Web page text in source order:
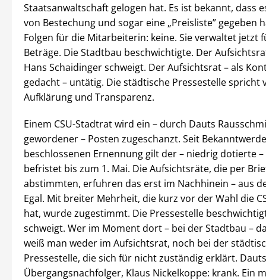
Staatsanwaltschaft gelogen hat. Es ist bekannt, dass
von Bestechung und sogar eine „Preisliste” gegeben
Folgen für die Mitarbeiterin: keine. Sie verwaltet jetzt
Beträge. Die Stadtbau beschwichtigte. Der
Hans Schaidinger schweigt. Der Aufsichtsrat – als
gedacht – untätig. Die städtische Pressestelle spricht
Aufklärung und Transparenz.
Einem CSU-Stadtrat wird ein – durch Dauts
gewordener – Posten zugeschanzt. Seit
beschlossenen Ernennung gilt der – niedrig dotierte –
befristet bis zum 1. Mai. Die Aufsichtsräte, die per
abstimmten, erfuhren das erst im Nachhinein – aus
Egal. Mit breiter Mehrheit, die kurz vor der Wahl die
hat, wurde zugestimmt. Die Pressestelle
schweigt. Wer im Moment dort – bei der Stadtbau –
weiß man weder im Aufsichtsrat, noch bei der
Pressestelle, die sich für nicht zuständig erklärt. Dauts
Übergangsnachfolger, Klaus Nickelkoppe: krank. Ein